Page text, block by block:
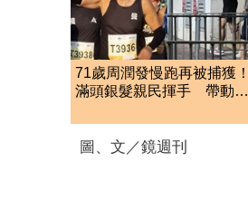
71歲周潤發慢跑再被捕獲！
滿頭銀髮親民揮手 帶動圈
圖、文／鏡週刊